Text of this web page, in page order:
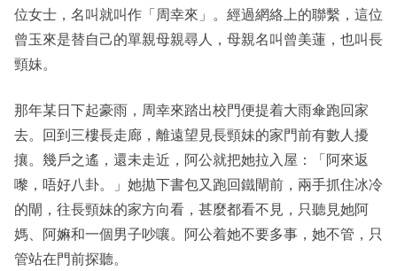
位女士，名叫就叫作「周幸來」。經過網絡上的聯繫，這位
曾玉來是替自己的單親母親尋人，母親名叫曾美蓮，也叫長
頸妹。
那年某日下起豪雨，周幸來踏出校門便提着大雨傘跑回家
去。回到三樓長走廊，離遠望見長頸妹的家門前有數人擾
攘。幾戶之遙，還未走近，阿公就把她拉入屋：「阿來返
嚟，唔好八卦。」她拋下書包又跑回鐵閘前，兩手抓住冰冷
的閘，往長頸妹的家方向看，甚麼都看不見，只聽見她阿
媽、阿嫲和一個男子吵嚷。阿公着她不要多事，她不管，只
管站在門前探聽。